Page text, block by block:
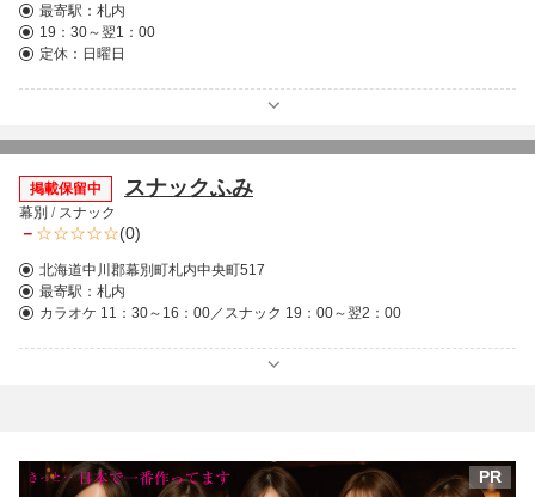
最寄駅： 札内
19：30～翌1：00
定休：日曜日
掲載保留中 スナックふみ
幕別 / スナック
－ (0)
北海道中川郡幕別町札内中央町517
最寄駅： 札内
カラオケ 11：30～16：00／スナック 19：00～翌2：00
PR